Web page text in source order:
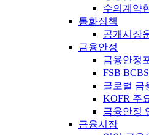
수의계약
통화정책
공개시장
금융안정
금융안정
FSB
글로벌 금
KOFR 주
금융안정
금융시장